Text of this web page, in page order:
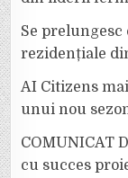
Se
rezidențiale
AI Citizens
unui nou
COMUNICAT
cu succes